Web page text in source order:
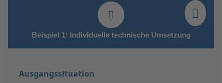
Beispiel 1: Individuelle technische Umsetzung
Ausgangssituation